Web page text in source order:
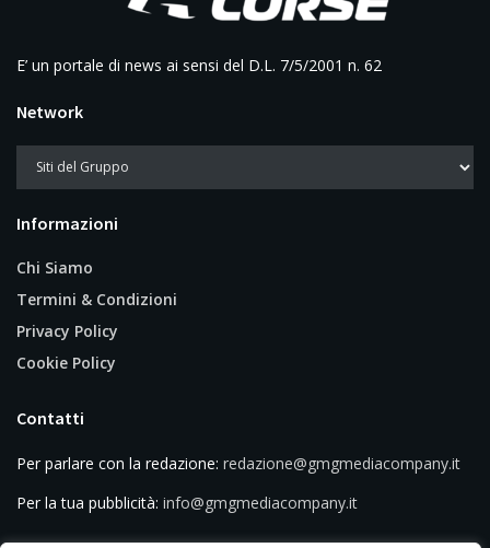
E’ un portale di news ai sensi del D.L. 7/5/2001 n. 62
Network
Informazioni
Chi Siamo
Termini & Condizioni
Privacy Policy
Cookie Policy
Contatti
Per parlare con la redazione: redazione@gmgmediacompany.it
Per la tua pubblicità: info@gmgmediacompany.it